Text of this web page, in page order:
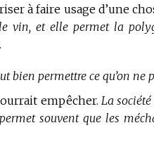
à faire usage d’une
vin, et elle permet la
bien permettre ce qu’on ne
empêcher.La
souvent que les